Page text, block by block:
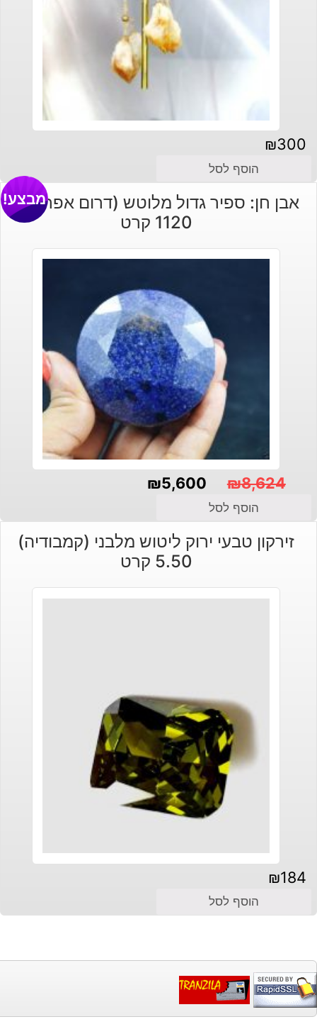
₪300
הוסף לסל
אבן חן: ספיר גדול מלוטש (דרום אפריקה)
1120 קרט
מבצע!
₪8,624
המקורי
היה:
₪5,600
הנוכחי
הוא:
הוסף לסל
זירקון טבעי ירוק ליטוש מלבני (קמבודיה)
5.50 קרט
₪184
הוסף לסל